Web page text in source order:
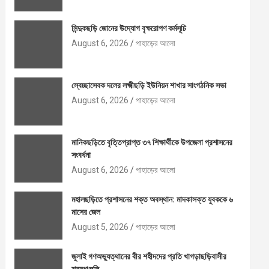
সিন্দুকছড়ি জোনের উদ্যোগ বৃক্ষরোপণ কর্মসূচি
August 6, 2026
পাহাড়ের আলো
স্বেচ্ছাসেবক দলের লক্ষ্মীছড়ি ইউনিয়ন শাখার সাংগঠনিক সভা
August 6, 2026
পাহাড়ের আলো
মানিকছড়িতে বৃত্তিপ্রাপ্ত ৩৭ শিক্ষার্থীকে উপজেলা প্রশাসনের
সংবর্ধনা
August 6, 2026
পাহাড়ের আলো
মহালছড়িতে প্রশাসনের শক্ত অবস্থান: মাদকাসক্ত যুবককে ৬
মাসের জেল
August 5, 2026
পাহাড়ের আলো
জুলাই গণঅভ্যুত্থানের বীর শহীদদের প্রতি খাগড়াছড়িবাসীর